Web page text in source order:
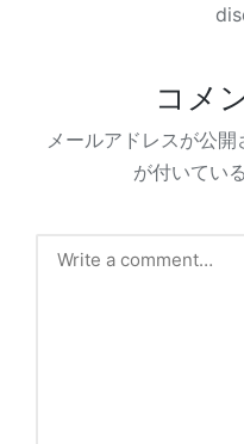
コメ
メールアドレスが公開
が付いてい